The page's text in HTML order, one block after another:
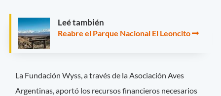
Leé también
Reabre el Parque Nacional El Leoncito
La Fundación Wyss, a través de la Asociación Aves
Argentinas, aportó los recursos financieros necesarios